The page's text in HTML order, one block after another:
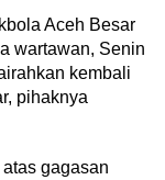
Aceh Besar
wartawan, Senin
kembali
pihaknya
gagasan